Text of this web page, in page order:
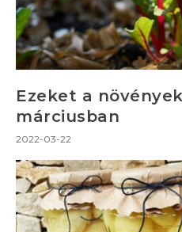
Ezeket a
márciusban
2022-03-22